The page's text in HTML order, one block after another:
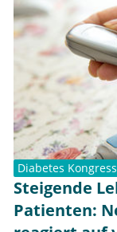
Diabetes
Steigende
Patienten: